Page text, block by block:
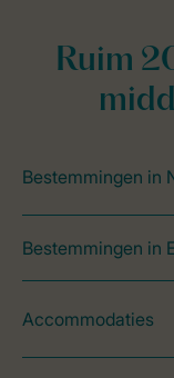
Ruim
Bestemmingen in
Bestemmingen in
Accommodaties